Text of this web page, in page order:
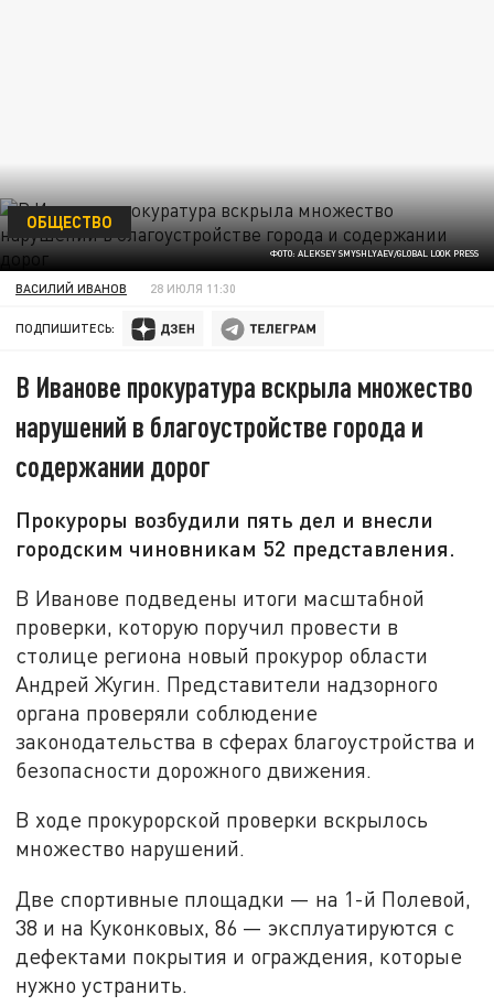
ФОТО: ALEKSEY SMYSHLYAEV/GLOBAL LOOK PRESS
ОБЩЕСТВО
ВАСИЛИЙ ИВАНОВ 28 ИЮЛЯ 11:30
ПОДПИШИТЕСЬ:
В Иванове прокуратура вскрыла множество
нарушений в благоустройстве города и
содержании дорог
Прокуроры возбудили пять дел и внесли
городским чиновникам 52 представления.
В Иванове подведены итоги масштабной
проверки, которую поручил провести в
столице региона новый прокурор области
Андрей Жугин. Представители надзорного
органа проверяли соблюдение
законодательства в сферах благоустройства и
безопасности дорожного движения.
В ходе прокурорской проверки вскрылось
множество нарушений.
Две спортивные площадки — на 1-й Полевой,
38 и на Куконковых, 86 — эксплуатируются с
дефектами покрытия и ограждения, которые
нужно устранить.